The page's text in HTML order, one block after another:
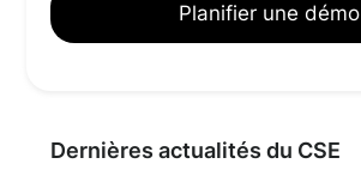
Planifier une démo
Dernières actualités du CSE